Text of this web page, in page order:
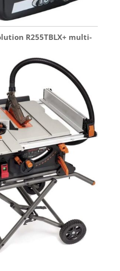
R255TBLX+ multi-